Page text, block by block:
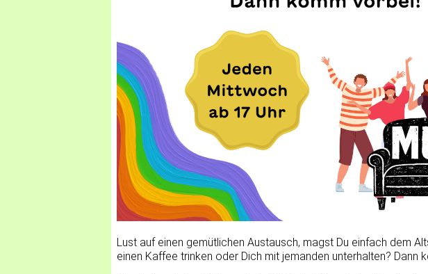
Lust auf einen gemütlichen Austausch, magst Du einfach dem
einen Kaffee trinken oder Dich mit jemanden unterhalten? Dann